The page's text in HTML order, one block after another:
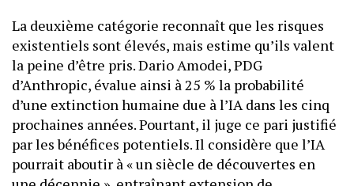
La deuxième catégorie reconnaît que les risques
existentiels sont élevés, mais estime qu’ils valent
la peine d’être pris. Dario Amodei, PDG
d’Anthropic, évalue ainsi à 25 % la probabilité
d’une extinction humaine due à l’IA dans les cinq
prochaines années. Pourtant, il juge ce pari justifié
par les bénéfices potentiels. Il considère que l’IA
pourrait aboutir à « un siècle de découvertes en